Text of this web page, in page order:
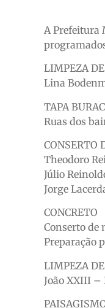
A Prefeitura
LIMPEZA
Lina
TAPA
Ruas dos
CONSERTO
Theodoro
Júlio
Jorge
CONCRETO
Conserto de
Preparação
LIMPEZA
João XXIII –